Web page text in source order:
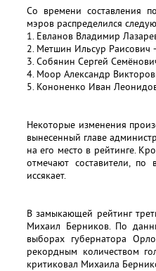
Со времени составления
мэров распределился
1. Евланов Владимир
2. Метшин Ильсур Раисович
3. Собянин Сергей
4. Моор Александр
5. Кононенко Иван
Некоторые изменения
вынесенный главе
на его место в рейтинге.
отмечают составители, по
иссякает.
В замыкающей рейтинг
Михаил Берников. По
выборах губернатора
рекордным количеством
критиковал Михаила